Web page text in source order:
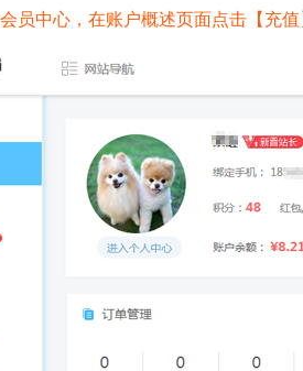
员中心，在账户概述页面点击【充